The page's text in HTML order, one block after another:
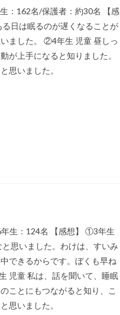
：162名/保護者：約30名 【感
日は眠るのが遅くなることが
ました。 ②4年生 児童 昼しっ
が上手になると知りました。
思いました。
生：124名 【感想】 ①3年生
思いました。わけは、すいみ
できるからです。ぼくも早ね
児童 私は、話を聞いて、睡眠
ことにもつながると知り、こ
思いました。